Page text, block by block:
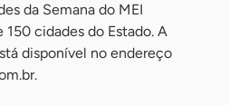
da Semana do MEI
cidades do Estado. A
disponível no endereço